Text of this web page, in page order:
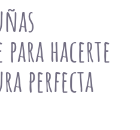
hacerte
perfecta